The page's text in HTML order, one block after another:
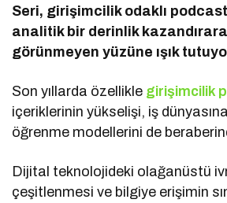
Seri, girişimcilik odaklı podcast
analitik bir derinlik
görünmeyen yüzüne ışık
Son yıllarda özellikle girişimcilik
içeriklerinin yükselişi, iş
öğrenme modellerini de
Dijital teknolojideki olağanüstü
çeşitlenmesi ve bilgiye erişimin